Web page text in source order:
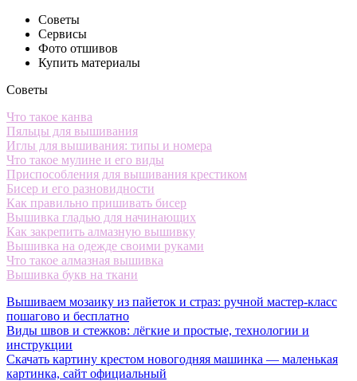
Советы
Сервисы
Фото отшивов
Купить материалы
Советы
Что такое канва
Пяльцы для вышивания
Иглы для вышивания: типы и номера
Что такое мулине и его виды
Приспособления для вышивания крестиком
Бисер и его разновидности
Как правильно пришивать бисер
Вышивка гладью для начинающих
Как закрепить алмазную вышивку
Вышивка на одежде своими руками
Что такое алмазная вышивка
Вышивка букв на ткани
Вышиваем мозаику из пайеток и страз: ручной мастер-класс
пошагово и бесплатно
Виды швов и стежков: лёгкие и простые, технологии и
инструкции
Скачать картину крестом новогодняя машинка — маленькая
картинка, сайт официальный